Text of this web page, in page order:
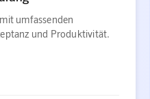
umfassenden
und Produktivität.